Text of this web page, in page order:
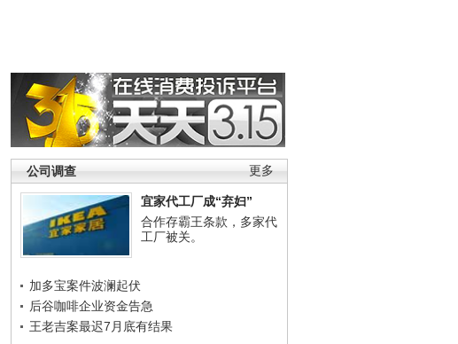
更多
公司调查
宜家代工厂成“弃妇”
合作存霸王条款，多家代
工厂被关。
加多宝案件波澜起伏
后谷咖啡企业资金告急
王老吉案最迟7月底有结果